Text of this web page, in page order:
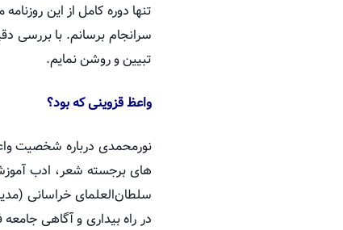
تنها دوره کامل از این
سرانجام برسانم. با بررسی
تبیین و روشن نمایم.
واعظ قزوینی که بود؟
نورمحمدی درباره شخصیت
های برجسته شعر، ادب
سلطان‌العلمای خراسانی
در راه بیداری و آگاهی